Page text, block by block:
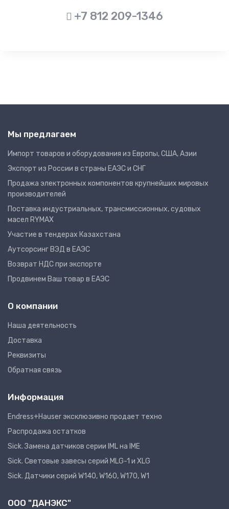
+7 812 209-1346
Мы предлагаем
Импорт товаров и оборудования из Европы, США, Азии
Экспорт из России в страны ЕАЭС и СНГ
Продажа электронных компонентов крупнейших мировых
производителей
Поставка индустриальных, трансмиссионных, судовых
масел RYMAX
Участие в тендерах Казахстана
Аутсорсинг ВЭД в ЕАЭС
Возврат НДС при экспорте
Продвинем Ваш товар в ЕАЭС
О компании
Наша деятельность
Доставка
Реквизиты
Обратная связь
Информация
Endress+Hauser эксклюзивно продает техно
Распродажа остатков
Sick. Замена датчиков серии IML на IME
Sick. Световые завесы серий MLG-1 и XLG
Sick. Датчики серий W140, W160, W170, W1
ООО "ДАНЭКС"